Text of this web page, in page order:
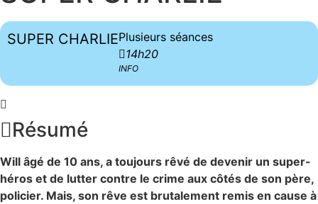
SUPER CHARLIEPlusieurs séances
14h20
INFO
Résumé
Will âgé de 10 ans, a toujours rêvé de devenir un super-
héros et de lutter contre le crime aux côtés de son père,
policier. Mais, son rêve est brutalement remis en cause à